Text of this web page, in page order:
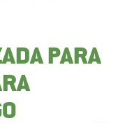
PARA